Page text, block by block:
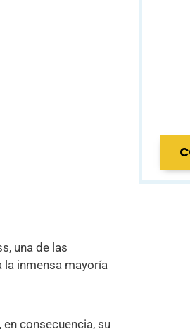
una de las
la inmensa mayoría
consecuencia, su